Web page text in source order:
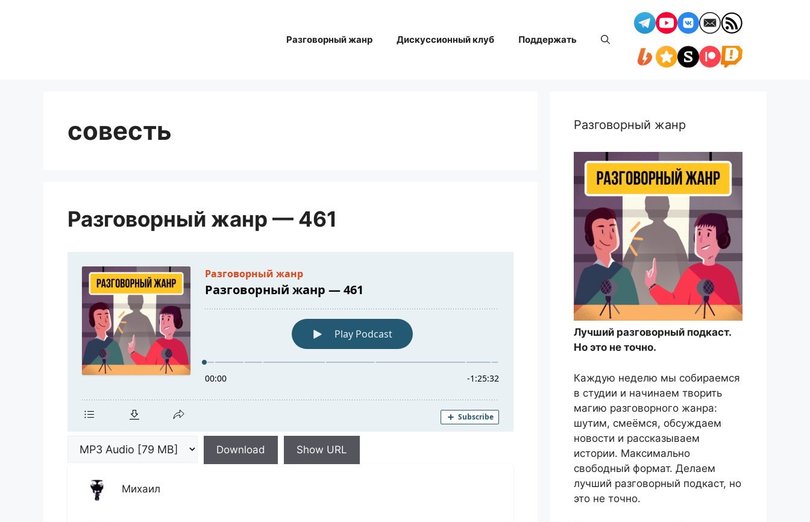
Разговорный жанр Дискуссионный клуб Поддержать
совесть
Разговорный жанр — 461
Download Show URL
Михаил
Разговорный жанр
Лучший разговорный подкаст.
Но это не точно.
Каждую неделю мы собираемся
в студии и начинаем творить
магию разговорного жанра:
шутим, смеёмся, обсуждаем
новости и рассказываем
истории. Максимально
свободный формат. Делаем
лучший разговорный подкаст, но
это не точно.